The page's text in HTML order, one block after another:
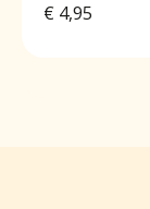
€ 4,95